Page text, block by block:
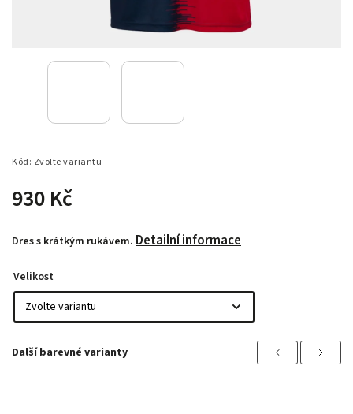
Kód: Zvolte variantu
930 Kč
Dres s krátkým rukávem. Detailní informace
Velikost
Previous Next